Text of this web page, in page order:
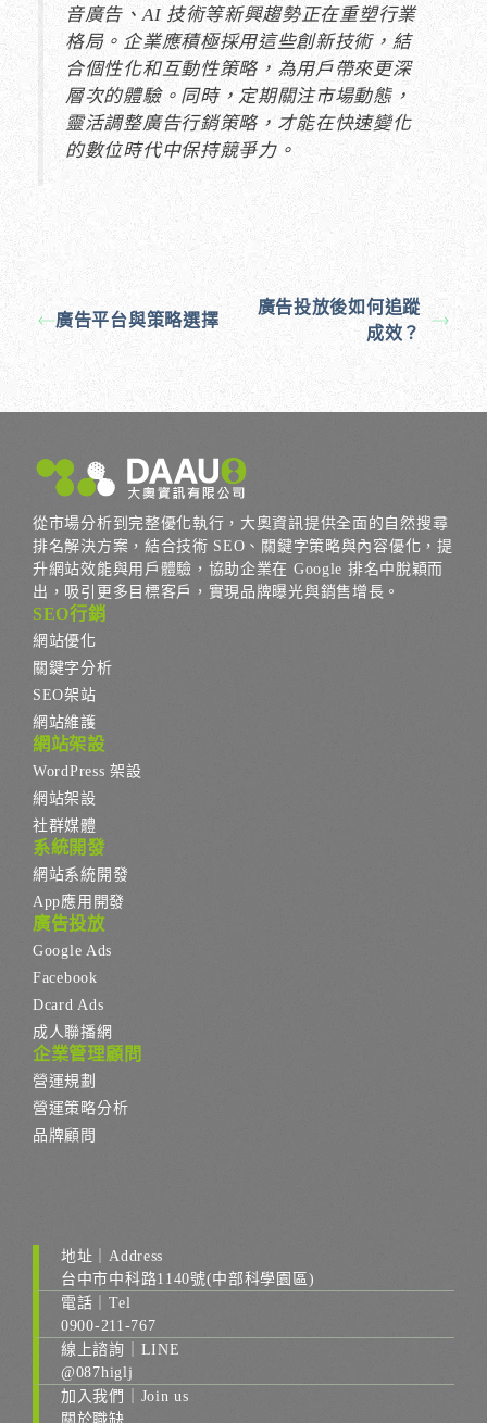
音廣告、AI 技術等新興趨勢正在重塑行業
格局。企業應積極採用這些創新技術，結
合個性化和互動性策略，為用戶帶來更深
層次的體驗。同時，定期關注市場動態，
靈活調整廣告行銷策略，才能在快速變化
的數位時代中保持競爭力。
廣告平台與策略選擇
廣告投放後如何追蹤
成效？
從市場分析到完整優化執行，大奧資訊提供全面的自然搜尋
排名解決方案，結合技術 SEO、關鍵字策略與內容優化，提
升網站效能與用戶體驗，協助企業在 Google 排名中脫穎而
出，吸引更多目標客戶，實現品牌曝光與銷售增長。
SEO行銷
網站優化
關鍵字分析
SEO架站
網站維護
網站架設
WordPress 架設
網站架設
社群媒體
系統開發
網站系統開發
App應用開發
廣告投放
Google Ads
Facebook
Dcard Ads
成人聯播網
企業管理顧問
營運規劃
營運策略分析
品牌顧問
地址｜Address
台中市中科路1140號(中部科學園區)
電話｜Tel
0900-211-767
線上諮詢｜LINE
@087higlj
加入我們｜Join us
關於職缺